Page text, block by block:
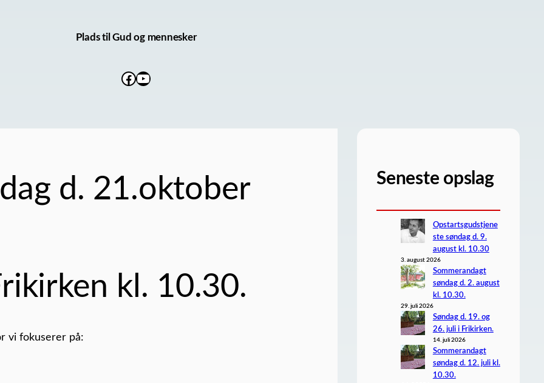
Plads til Gud og mennesker
Facebook
YouTube
d. 21.oktober
kl. 10.30.
vi fokuserer på:
Seneste opslag
Opstartsgudstjene
ste søndag d. 9.
august kl. 10.30
3. august 2026
Sommerandagt
søndag d. 2. august
kl. 10.30.
29. juli 2026
Søndag d. 19. og
26. juli i Frikirken.
14. juli 2026
Sommerandagt
søndag d. 12. juli kl.
10.30.